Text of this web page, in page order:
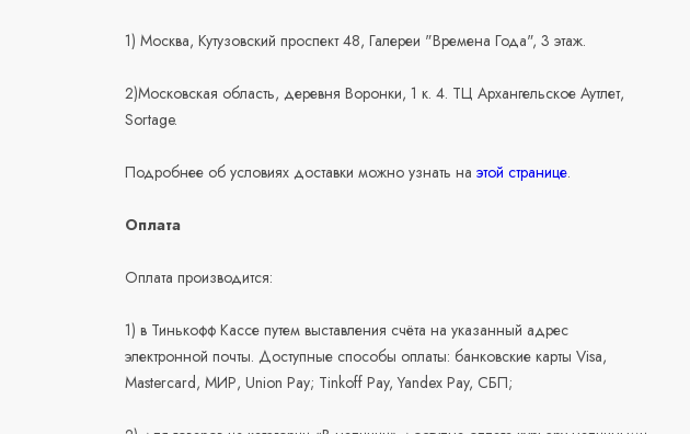
1) Москва, Кутузовский проспект 48, Галереи "Времена Года", 3 этаж.
2)Московская область, деревня Воронки, 1 к. 4. ТЦ Архангельское Аутлет,
Sortage.
Подробнее об условиях доставки можно узнать наэтой странице.
Оплата
Оплата производится:
1) в Тинькофф Кассе путем выставления счёта на указанный адрес
электронной почты. Доступные способы оплаты: банковские карты Visa,
Mastercard, МИР, Union Pay; Tinkoff Pay, Yandex Pay, СБП;